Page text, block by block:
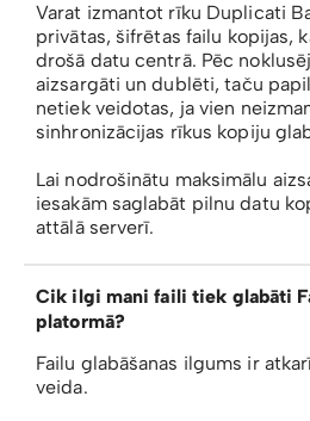
Varat izmantot rīku Duplicati
privātas, šifrētas failu kopijas,
drošā datu centrā. Pēc
aizsargāti un dublēti, taču
netiek veidotas, ja vien
sinhronizācijas rīkus kopiju
Lai nodrošinātu maksimālu
iesakām saglabāt pilnu datu
attālā serverī.
Cik ilgi mani faili tiek glabāti
platormā?
Failu glabāšanas ilgums ir
veida.